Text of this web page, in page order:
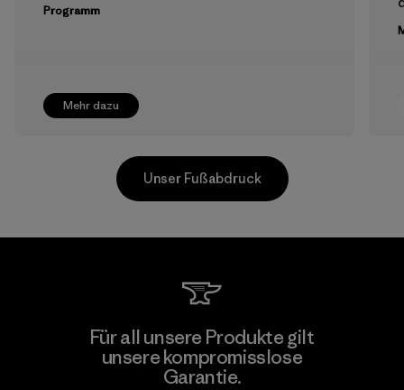
Mehr dazu
Programm
Pettenati
Material-supplier
Unser Fußabdruck
Für all unsere Produkte gilt
unsere kompromisslose
Garantie.